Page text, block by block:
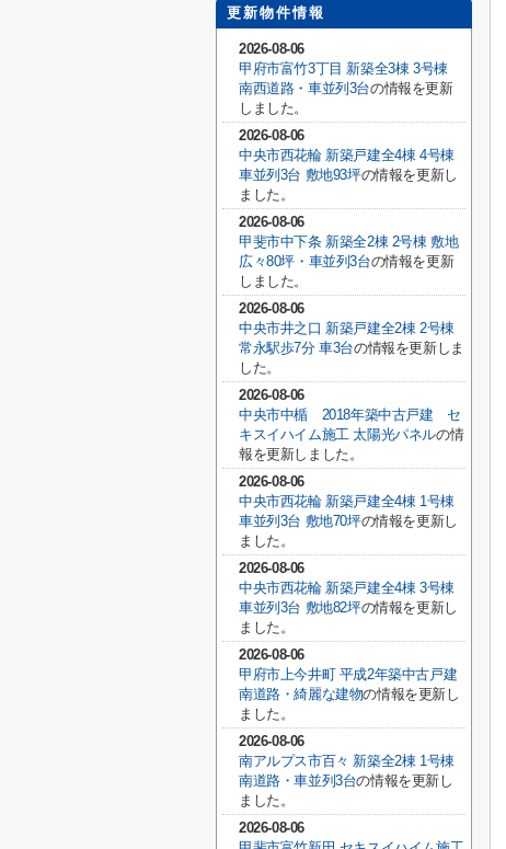
更新物件情報
2026-08-06
甲府市富竹3丁目 新築全3棟 3号棟
南西道路・車並列3台の情報を更新
しました。
2026-08-06
中央市西花輪 新築戸建全4棟 4号棟
車並列3台 敷地93坪の情報を更新し
ました。
2026-08-06
甲斐市中下条 新築全2棟 2号棟 敷地
広々80坪・車並列3台の情報を更新
しました。
2026-08-06
中央市井之口 新築戸建全2棟 2号棟
常永駅歩7分 車3台の情報を更新しま
した。
2026-08-06
中央市中楯 2018年築中古戸建 セ
キスイハイム施工 太陽光パネルの情
報を更新しました。
2026-08-06
中央市西花輪 新築戸建全4棟 1号棟
車並列3台 敷地70坪の情報を更新し
ました。
2026-08-06
中央市西花輪 新築戸建全4棟 3号棟
車並列3台 敷地82坪の情報を更新し
ました。
2026-08-06
甲府市上今井町 平成2年築中古戸建
南道路・綺麗な建物の情報を更新し
ました。
2026-08-06
南アルプス市百々 新築全2棟 1号棟
南道路・車並列3台の情報を更新し
ました。
2026-08-06